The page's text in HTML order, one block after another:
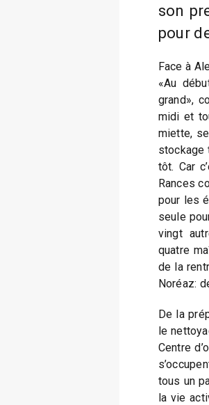
son
pour
Face à
«Au
grand»,
midi et
miette,
stockage
tôt. Car
Rances
pour les
seule
vingt
quatre
de la
Noréaz:
De la
le
Centre
tous un
la vie